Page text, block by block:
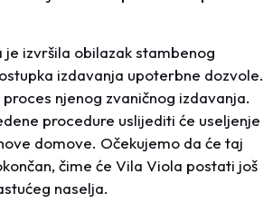
je izvršila obilazak stambenog
izdavanja upoterbne dozvole.
njenog zvaničnog izdavanja.
procedure uslijediti će useljenje
domove. Očekujemo da će taj
čime će Vila Viola postati još
naselja.